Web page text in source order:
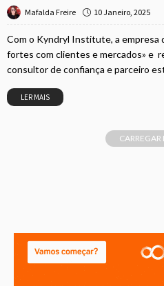
Mafalda Freire 10 Janeiro, 2025
Com o Kyndryl Institute, a empresa
fortes com clientes e mercados» e
consultor de confiança e parceiro
LER MAIS
CARREGAR